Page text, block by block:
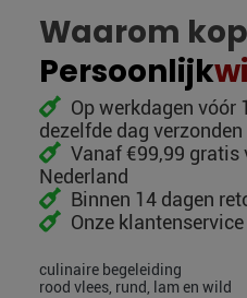
Waarom
Persoonlijk
Op werkdagen vóór
dezelfde dag verzonden
Vanaf €99,99 gratis
Nederland
Binnen 14 dagen
Onze
culinaire begeleiding
rood vlees, rund, lam en wild